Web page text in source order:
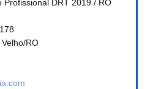
Profissional DRT 2019 / RO
RO